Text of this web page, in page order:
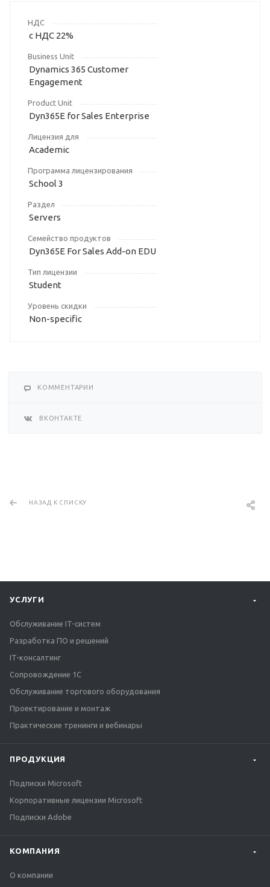
НДС
с НДС 22%
Business Unit
Dynamics 365 Customer
Engagement
Product Unit
Dyn365E for Sales Enterprise
Лицензия для
Academic
Программа лицензирования
School 3
Раздел
Servers
Семейство продуктов
Dyn365E For Sales Add-on EDU
Тип лицензии
Student
Уровень скидки
Non-specific
КОММЕНТАРИИ
ВКОНТАКТЕ
НАЗАД К СПИСКУ
УСЛУГИ
Обслуживание IT-систем
Разработка ПО и решений
IT-консалтинг
Сопровождение 1С
Обслуживание торгового оборудования
Проектирование и монтаж
Практические тренинги и вебинары
ПРОДУКЦИЯ
Подписки Microsoft
Корпоративные лицензии Microsoft
Подписки Adobe
КОМПАНИЯ
О компании